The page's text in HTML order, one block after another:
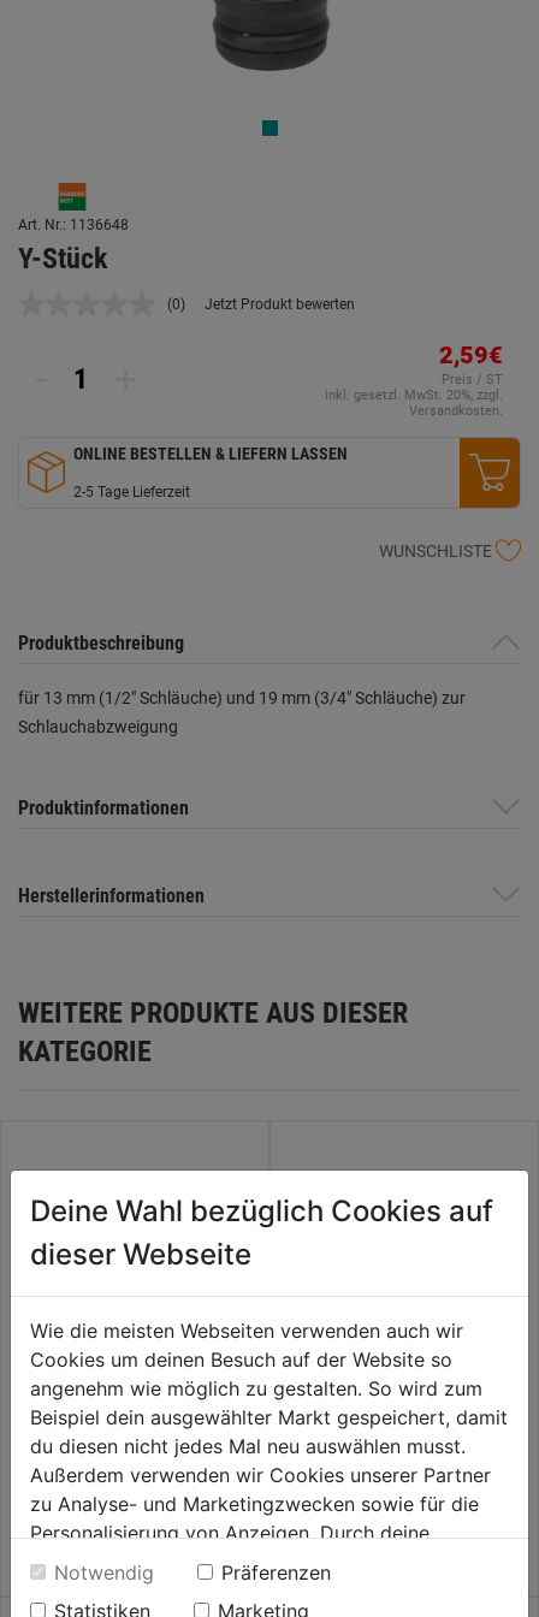
Art. Nr.: 1136648
Y-Stück
Kein
(0) Jetzt Produkt bewerten
2,59€
Preis / ST
inkl. gesetzl. MwSt. 20%, zzgl.
Versandkosten.
ONLINE BESTELLEN & LIEFERN LASSEN
2-5 Tage Lieferzeit
WUNSCHLISTE
Produktbeschreibung
für 13 mm (1/2" Schläuche) und 19 mm (3/4" Schläuche) zur
Schlauchabzweigung
Produktinformationen
Herstellerinformationen
WEITERE PRODUKTE AUS DIESER
KATEGORIE
Gewindeband Teflon 12mm x
12m
0.0 (0)
0.0
von
5
Sternen.
2,79€
Ersatzdichtung GEKA plus 2er
Pkg.
0.0 (0)
0.0
von
5
Sternen.
2,89€
Deine Wahl bezüglich Cookies auf
dieser Webseite
Wie die meisten Webseiten verwenden auch wir
Cookies um deinen Besuch auf der Website so
angenehm wie möglich zu gestalten. So wird zum
Beispiel dein ausgewählter Markt gespeichert, damit
du diesen nicht jedes Mal neu auswählen musst.
Außerdem verwenden wir Cookies unserer Partner
zu Analyse- und Marketingzwecken sowie für die
Personalisierung von Anzeigen. Durch deine
Einwilligung werden die Daten von Drittanbieter,
unter anderem auch in den USA, verarbeitet.
Notwendig
Präferenzen
Statistiken
Marketing